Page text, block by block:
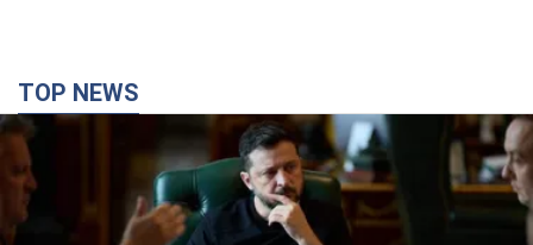
Зеленський доручив підготувати "спеціальну
санкційну операцію" проти Росії: які завдання
поставив президент. Фото